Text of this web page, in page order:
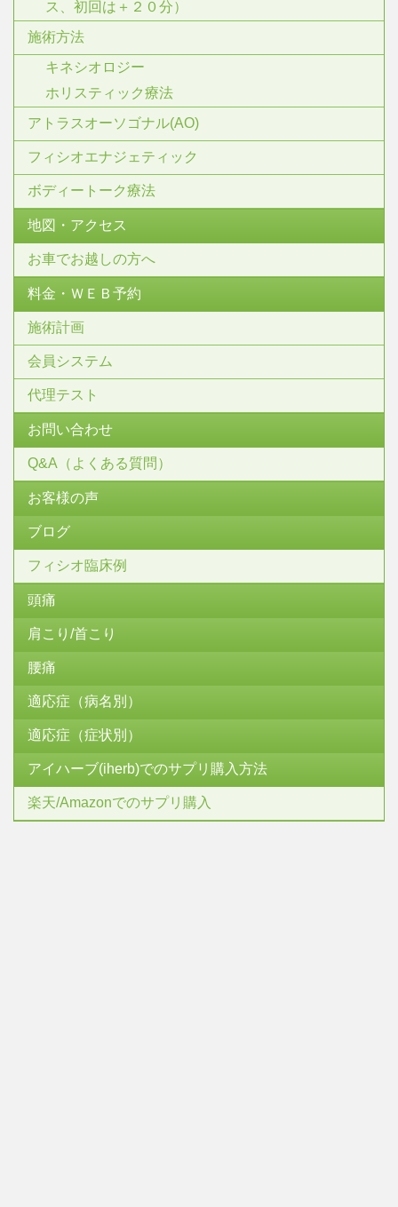
ス、初回は＋２０分）
施術方法
キネシオロジー
ホリスティック療法
アトラスオーソゴナル(AO)
フィシオエナジェティック
ボディートーク療法
地図・アクセス
お車でお越しの方へ
料金・ＷＥＢ予約
施術計画
会員システム
代理テスト
お問い合わせ
Q&A（よくある質問）
お客様の声
ブログ
フィシオ臨床例
頭痛
肩こり/首こり
腰痛
適応症（病名別）
適応症（症状別）
アイハーブ(iherb)でのサプリ購入方法
楽天/Amazonでのサプリ購入